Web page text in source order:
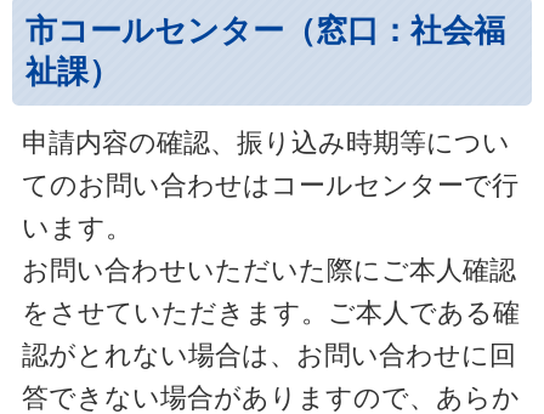
市コールセンター（窓口：社会福
祉課）
申請内容の確認、振り込み時期等につい
てのお問い合わせはコールセンターで行
います。
お問い合わせいただいた際にご本人確認
をさせていただきます。ご本人である確
認がとれない場合は、お問い合わせに回
答できない場合がありますので、あらか